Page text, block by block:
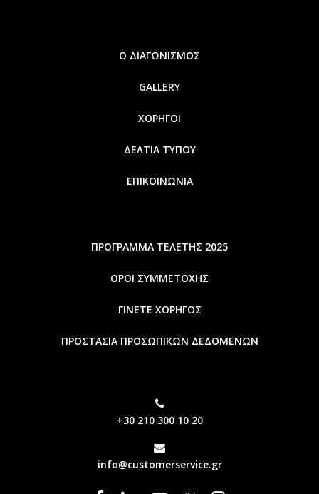
Ο ΔΙΑΓΩΝΙΣΜΟΣ
GALLERY
ΧΟΡΗΓΟΙ
ΔΕΛΤΙΑ ΤΥΠΟΥ
ΕΠΙΚΟΙΝΩΝΙΑ
ΠΡΟΓΡΑΜΜΑ ΤΕΛΕΤΗΣ 2025
ΟΡΟΙ ΣΥΜΜΕΤΟΧΗΣ
ΓΙΝΕΤΕ ΧΟΡΗΓΟΣ
ΠΡΟΣΤΑΣΙΑ ΠΡΟΣΩΠΙΚΩΝ ΔΕΔΟΜΕΝΩΝ
+30 210 300 10 20
info@customerservice.gr